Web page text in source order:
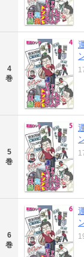
4
巻
5
巻
6
巻